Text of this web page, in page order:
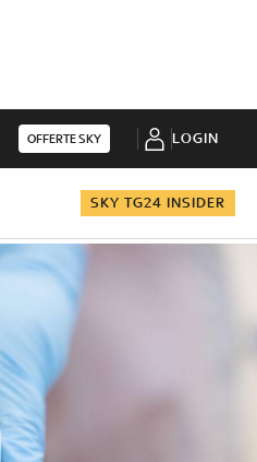
OFFERTE SKY LOGIN
SKY TG24 INSIDER